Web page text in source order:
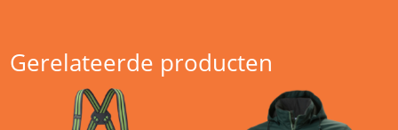
Gerelateerde producten